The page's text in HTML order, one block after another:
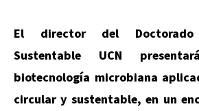
El director del
Sustentable UCN
biotecnología microbiana
circular y sustentable, en un